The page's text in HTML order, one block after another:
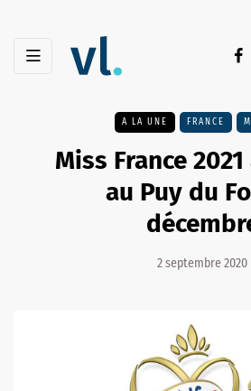
A LA UNE FRANCE
Miss France
au Puy du
2 septembre 2020